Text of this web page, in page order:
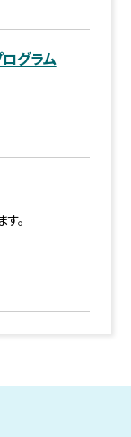
グラム
。